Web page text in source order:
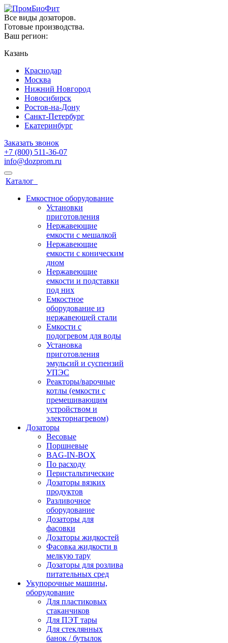
Все виды дозаторов.
Готовые производства.
Ваш регион:
Казань
Краснодар
Москва
Нижний Новгород
Новосибирск
Ростов-на-Дону
Санкт-Петербург
Екатеринбург
Заказать звонок
+7 (800) 511-36-07
info@dozprom.ru
Каталог
Емкостное оборудование
Установки
приготовления
Нержавеющие
емкости с мешалкой
Нержавеющие
емкости с коническим
дном
Нержавеющие
емкости и подставки
под них
Емкостное
оборудование из
нержавеющей стали
Емкости с
подогревом для воды
Установка
приготовления
эмульсий и суспензий
УПЭС
Реакторы/варочные
котлы (емкости с
премешивающим
устройством и
электорнагревом)
Дозаторы
Весовые
Поршневые
BAG-IN-BOX
По расходу
Перистальтические
Дозаторы вязких
продуктов
Разливочное
оборудование
Дозаторы для
фасовки
Дозаторы жидкостей
Фасовка жидкости в
мелкую тару
Дозаторы для розлива
питательных сред
Укупорочные машины,
оборудование
Для пластиковых
стаканчиков
Для ПЭТ тары
Для стеклянных
банок / бутылок